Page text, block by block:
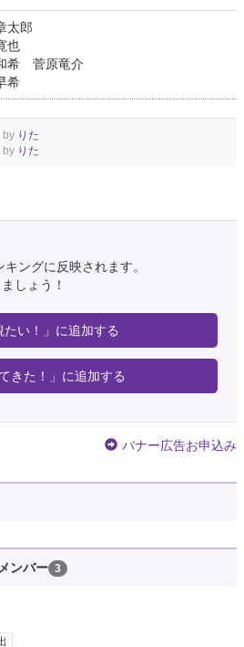
郎
也
菅原竜介
by りた
by りた
ングに反映されます。
しょう！
たい！」に追加する
てきた！」に追加する
バナー広告お申込み
ンバー 3